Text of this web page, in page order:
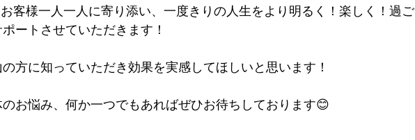
お客様一人一人に寄り添い、一度きりの人生をより明るく！楽しく！過ご
ートさせていただきます！
方に知っていただき効果を実感してほしいと思います！
お悩み、何か一つでもあればぜひお待ちしております😊